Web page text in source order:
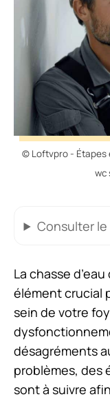
© Loftvpro - Étapes
wc
Consulter
La chasse
élément crucial
sein de votre
désagréments
problèmes, des
sont à suivre